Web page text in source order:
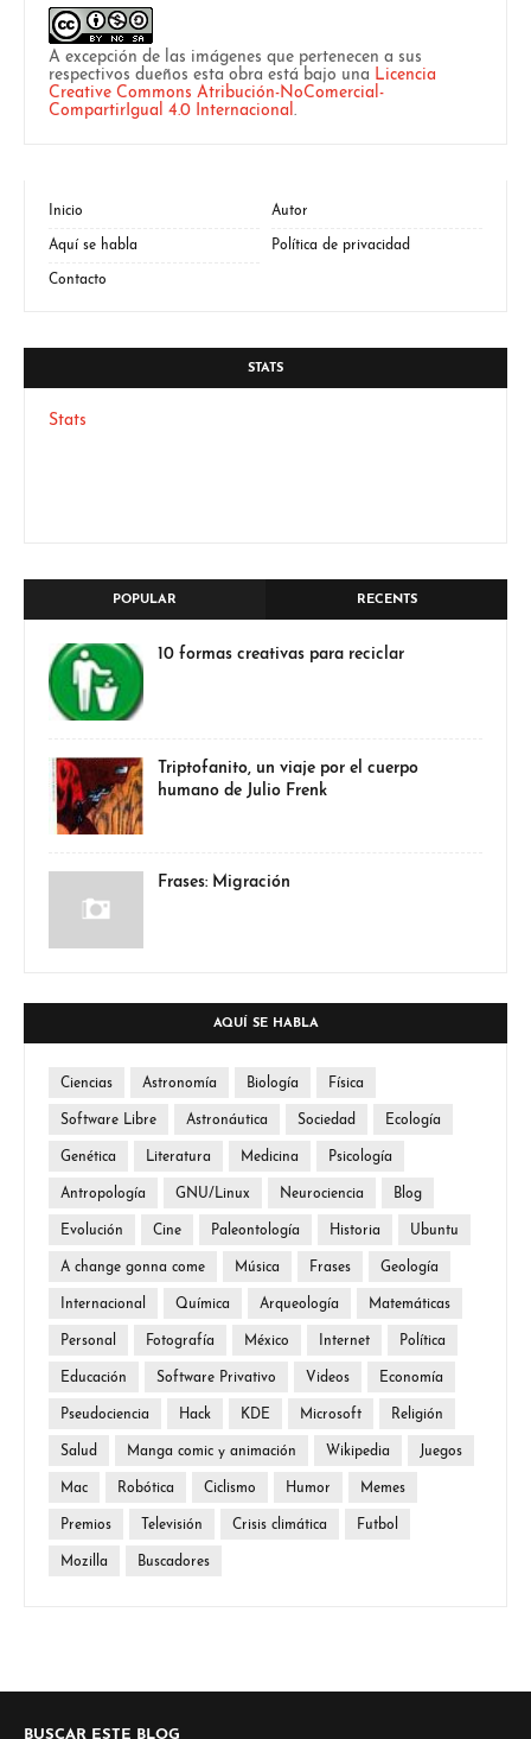
A excepción de las imágenes que pertenecen a sus
respectivos dueños esta obra está bajo una Licencia
Creative Commons Atribución-NoComercial-
CompartirIgual 4.0 Internacional.
Inicio Autor
Aquí se habla Política de privacidad
Contacto
STATS
Stats
POPULAR RECENTS
10 formas creativas para reciclar
Triptofanito, un viaje por el cuerpo
humano de Julio Frenk
Frases: Migración
AQUÍ SE HABLA
Ciencias Astronomía Biología Física
Software Libre Astronáutica Sociedad Ecología
Genética Literatura Medicina Psicología
Antropología GNU/Linux Neurociencia Blog
Evolución Cine Paleontología Historia Ubuntu
A change gonna come Música Frases Geología
Internacional Química Arqueología Matemáticas
Personal Fotografía México Internet Política
Educación Software Privativo Videos Economía
Pseudociencia Hack KDE Microsoft Religión
Salud Manga comic y animación Wikipedia Juegos
Mac Robótica Ciclismo Humor Memes
Premios Televisión Crisis climática Futbol
Mozilla Buscadores
BUSCAR ESTE BLOG